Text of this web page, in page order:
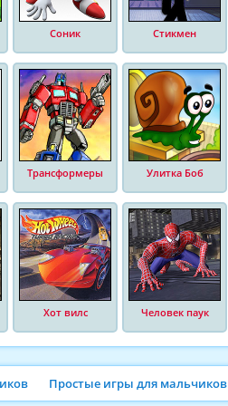
Соник Стикмен
Трансформеры Улитка Боб
Хот вилс Человек паук
Простые игры для мальчиков